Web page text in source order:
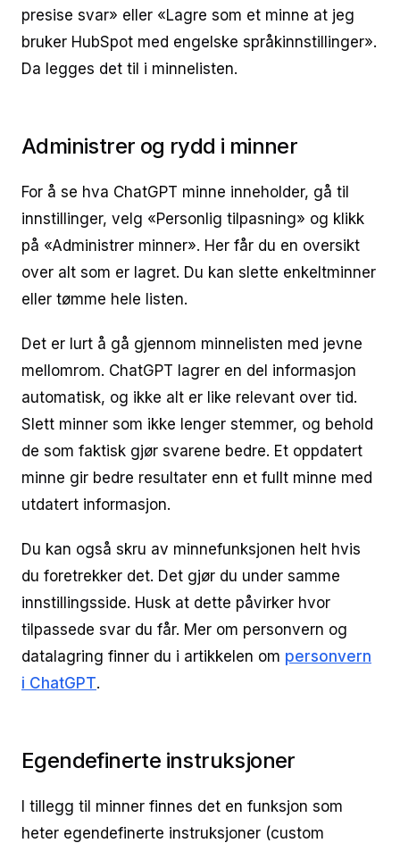
presise svar» eller «Lagre som et minne at jeg
bruker HubSpot med engelske språkinnstillinger».
Da legges det til i minnelisten.
Administrer og rydd i minner
For å se hva ChatGPT minne inneholder, gå til
innstillinger, velg «Personlig tilpasning» og klikk
på «Administrer minner». Her får du en oversikt
over alt som er lagret. Du kan slette enkeltminner
eller tømme hele listen.
Det er lurt å gå gjennom minnelisten med jevne
mellomrom. ChatGPT lagrer en del informasjon
automatisk, og ikke alt er like relevant over tid.
Slett minner som ikke lenger stemmer, og behold
de som faktisk gjør svarene bedre. Et oppdatert
minne gir bedre resultater enn et fullt minne med
utdatert informasjon.
Du kan også skru av minnefunksjonen helt hvis
du foretrekker det. Det gjør du under samme
innstillingsside. Husk at dette påvirker hvor
tilpassede svar du får. Mer om personvern og
datalagring finner du i artikkelen om personvern
i ChatGPT.
Egendefinerte instruksjoner
I tillegg til minner finnes det en funksjon som
heter egendefinerte instruksjoner (custom